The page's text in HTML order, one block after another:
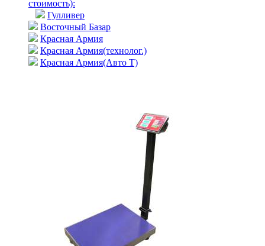
стоимость):
Гулливер
Восточный Базар
Красная Армия
Красная Армия(технолог.)
Красная Армия(Авто Т)